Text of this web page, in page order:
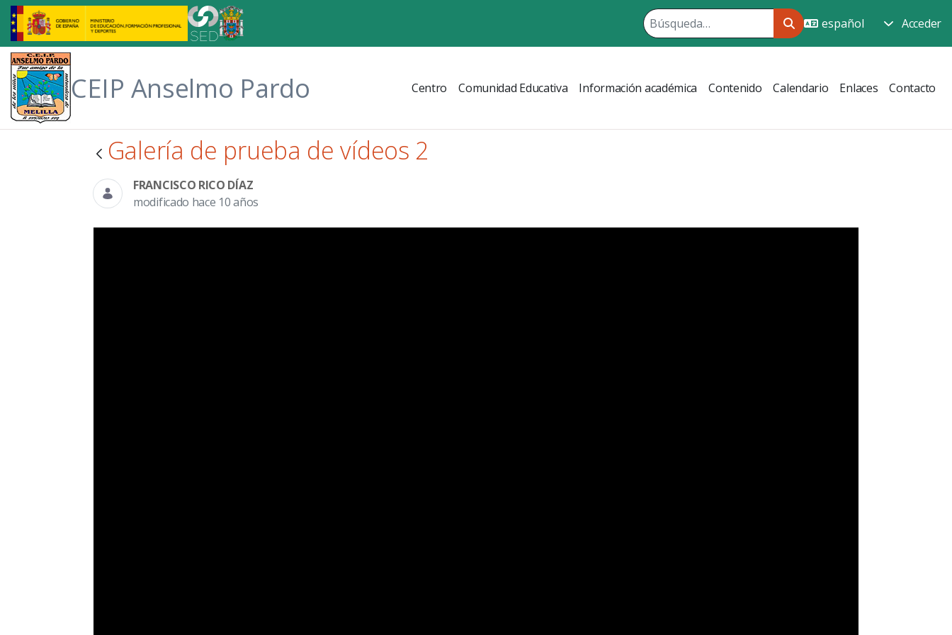
Saltar al contenido principal
Acceder
CEIP Anselmo Pardo Centro Comunidad Educativa Información académica Contenido Calendario Enlaces Contacto
Galería de prueba de vídeos 2
FRANCISCO RICO DÍAZ
modificado hace 10 años